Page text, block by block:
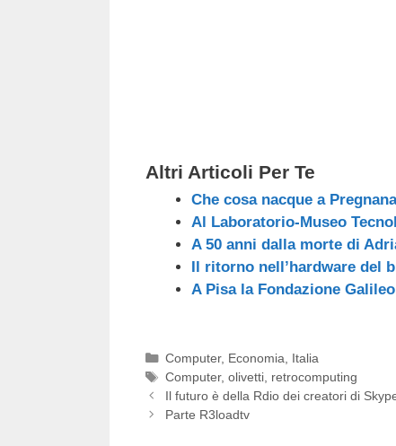
Altri Articoli Per Te
Che cosa nacque a
Al Laboratorio-Museo
A 50 anni dalla morte di
Il ritorno nell’hardware del
A Pisa la Fondazione
Categorie
Computer, Economia
Italia
Tag
Computer, olivetti, retrocomputing
Il futuro è della Rdio dei creatori di
Parte R3loadtv